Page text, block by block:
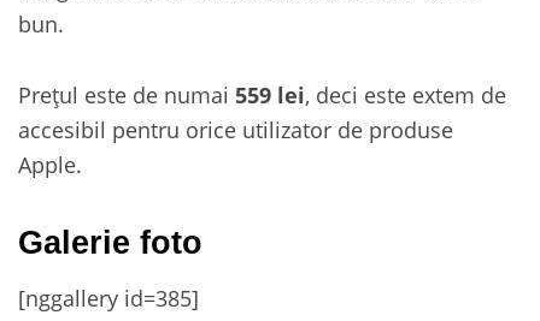
bun.
Prețul este de numai 559 lei, deci este extem de
accesibil pentru orice utilizator de produse
Apple.
Galerie foto
[nggallery id=385]